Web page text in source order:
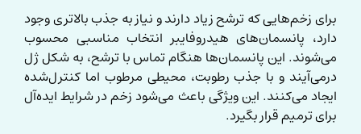
برای زخم‌هایی که ترشح زیاد دارند و نیاز به جذب بالاتری وجود
دارد، پانسمان‌های هیدروفایبر انتخاب مناسبی محسوب
می‌شوند. این پانسمان‌ها هنگام تماس با ترشح، به شکل ژل
درمی‌آیند و با جذب رطوبت، محیطی مرطوب اما کنترل‌شده
ایجاد می‌کنند. این ویژگی باعث می‌شود زخم در شرایط ایده‌آل
برای ترمیم قرار بگیرد.